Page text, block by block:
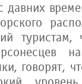
давних
говорят,